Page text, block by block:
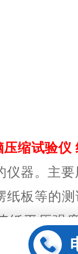
压缩试验仪
仪器。主
纸板等的
纸平压强
压强度